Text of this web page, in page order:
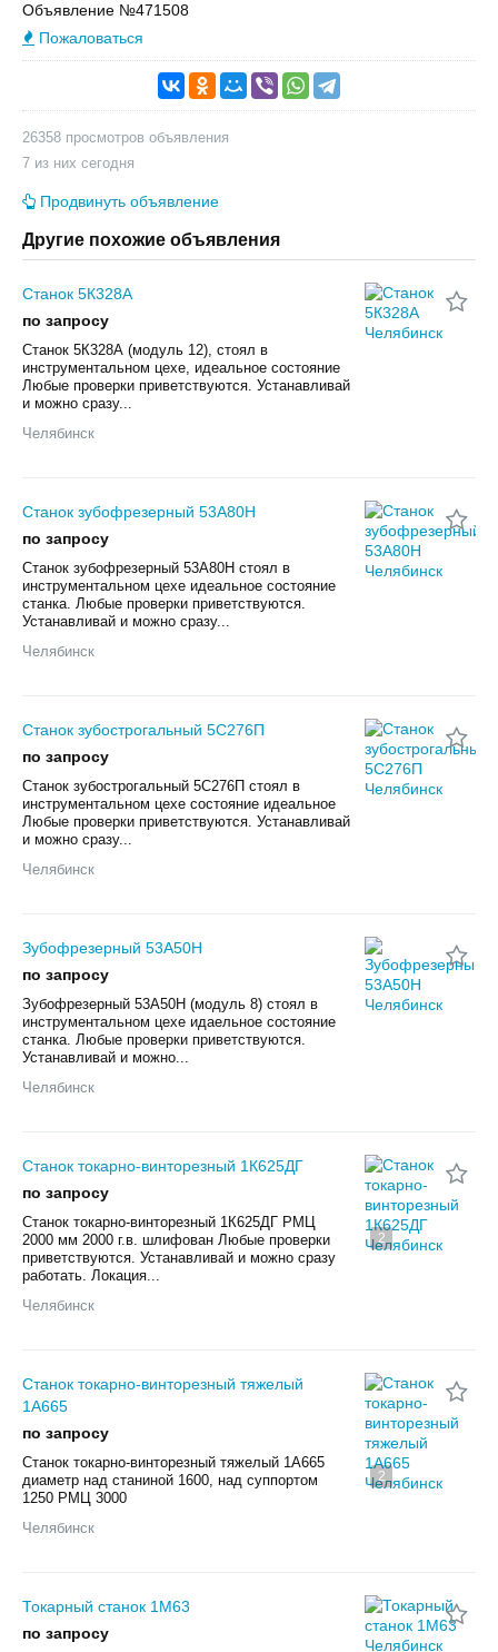
Объявление №471508
Пожаловаться
26358 просмотров объявления
7 из них сегодня
Продвинуть объявление
Другие похожие объявления
Станок 5К328А
по запросу
Станок 5К328А (модуль 12), стоял в
инструментальном цехе, идеальное состояние
Любые проверки приветствуются. Устанавливай
и можно сразу...
Челябинск
Станок зубофрезерный 53А80Н
по запросу
Станок зубофрезерный 53А80Н стоял в
инструментальном цехе идеальное состояние
станка. Любые проверки приветствуются.
Устанавливай и можно сразу...
Челябинск
Станок зубострогальный 5С276П
по запросу
Станок зубострогальный 5С276П стоял в
инструментальном цехе состояние идеальное
Любые проверки приветствуются. Устанавливай
и можно сразу...
Челябинск
Зубофрезерный 53А50Н
по запросу
Зубофрезерный 53А50Н (модуль 8) стоял в
инструментальном цехе идаельное состояние
станка. Любые проверки приветствуются.
Устанавливай и можно...
Челябинск
2
Станок токарно-винторезный 1К625ДГ
по запросу
Станок токарно-винторезный 1К625ДГ РМЦ
2000 мм 2000 г.в. шлифован Любые проверки
приветствуются. Устанавливай и можно сразу
работать. Локация...
Челябинск
2
Станок токарно-винторезный тяжелый
1А665
по запросу
Станок токарно-винторезный тяжелый 1А665
диаметр над станиной 1600, над суппортом
1250 РМЦ 3000
Челябинск
Токарный станок 1М63
по запросу